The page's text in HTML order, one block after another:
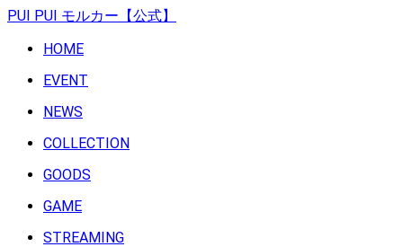
PUI PUI モルカー【公式】
HOME
EVENT
NEWS
COLLECTION
GOODS
GAME
STREAMING